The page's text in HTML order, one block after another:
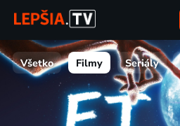
Všetko Filmy Seriály